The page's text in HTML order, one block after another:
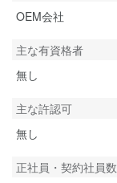
OEM会社
主な有資格者
無し
主な許認可
無し
正社員・契約社員数